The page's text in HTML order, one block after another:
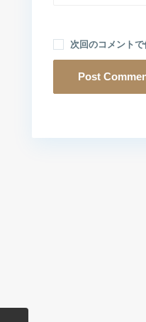
次回のコメント